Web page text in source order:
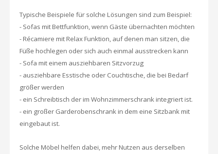
Typische Beispiele für solche Lösungen sind zum Beispiel:
- Sofas mit Bettfunktion, wenn Gäste übernachten möchten
- Récamiere mit Relax Funktion, auf denen man sitzen, die
Füße hochlegen oder sich auch einmal ausstrecken kann
- Sofa mit einem ausziehbaren Sitzvorzug
- ausziehbare Esstische oder Couchtische, die bei Bedarf
größer werden
- ein Schreibtisch der im Wohnzimmerschrank integriert ist.
- ein großer Garderobenschrank in dem eine Sitzbank mit
eingebaut ist.
Solche Möbel helfen dabei, mehr Nutzen aus derselben